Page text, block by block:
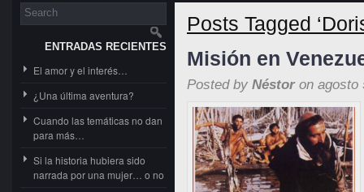
FESTIVALES
ENTRADAS RECIENTES
El amor y el interés…
¿Una última aventura?
Cuando las temáticas no dan
para más…
Si la historia hubiera sido
narrada por una mujer… o no
Posts Tagged
Misión en
Posted by Néstoron agosto